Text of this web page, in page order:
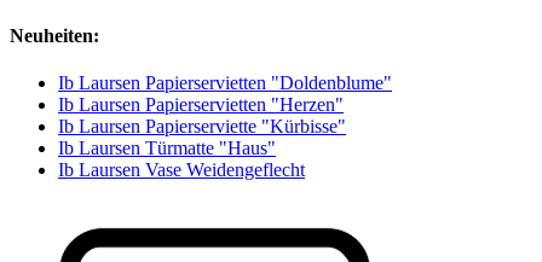
Neuheiten:
Ib Laursen Papierservietten "Doldenblume"
Ib Laursen Papierservietten "Herzen"
Ib Laursen Papierserviette "Kürbisse"
Ib Laursen Türmatte "Haus"
Ib Laursen Vase Weidengeflecht